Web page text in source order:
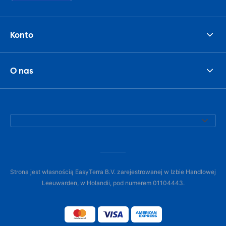
Konto
O nas
Strona jest własnością EasyTerra B.V. zarejestrowanej w Izbie Handlowej
Leeuwarden, w Holandii, pod numerem 01104443.